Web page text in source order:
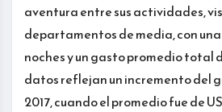
aventura entre sus actividades,
departamentos de media, con
noches y un gasto promedio total
datos reflejan un incremento del
2017, cuando el promedio fue de